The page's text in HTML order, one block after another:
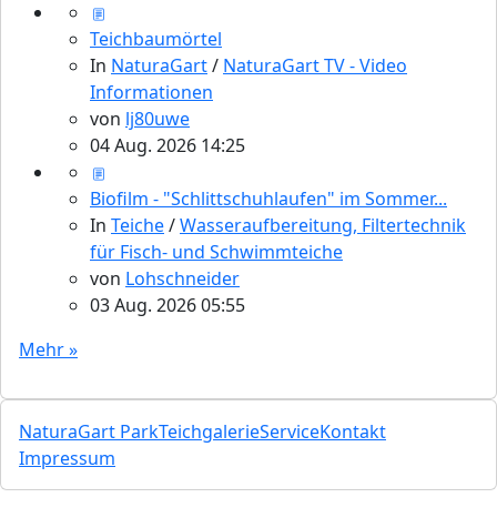
Teichbaumörtel
In NaturaGart/ NaturaGart TV - Video
Informationen
von lj80uwe
04 Aug. 2026 14:25
Biofilm - "Schlittschuhlaufen" im Sommer...
In Teiche/Wasseraufbereitung, Filtertechnik
für Fisch- und Schwimmteiche
von Lohschneider
03 Aug. 2026 05:55
Mehr »
NaturaGart ParkTeichgalerieServiceKontakt
Impressum